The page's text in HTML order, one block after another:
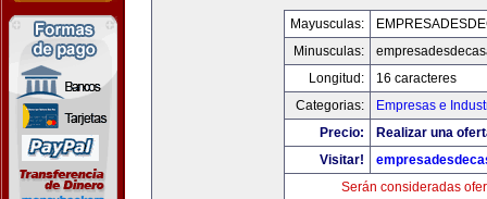
Mayusculas:
Minusculas:
Longitud:
16 caracteres
Categorias:
Empresas e
Precio:
Realizar una
Visitar!
Serán consideradas